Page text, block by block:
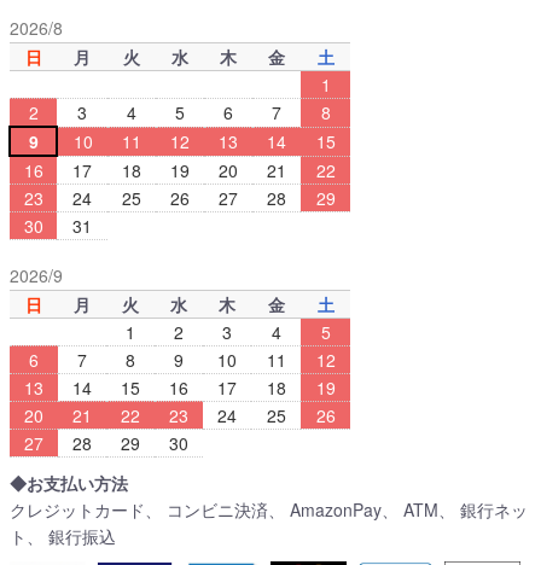
2026/8
日
月 火 水 木 金
土
1
2
3 4 5 6 7
8
9
10 11 12 13 14
15
16
17 18 19 20 21
22
23
24 25 26 27 28
29
30
31
2026/9
日
月 火 水 木 金
土
1
2 3 4
5
6
7 8 9 10 11
12
13
14 15 16 17 18
19
20
21 22 23 24 25
26
27
28 29
30
◆お支払い方法
クレジットカード、 コンビニ決済、 AmazonPay、 ATM、 銀行ネッ
ト、 銀行振込